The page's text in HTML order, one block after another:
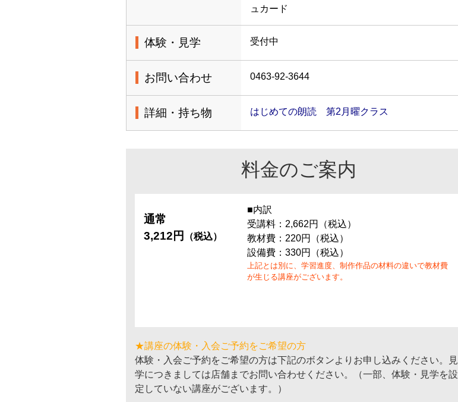
ュカード
体験・見学 受付中
お問い合わせ 0463-92-3644
詳細・持ち物 はじめての朗読 第2月曜クラス
料金のご案内
通常
3,212円
（税込）
■内訳
受講料：2,662円（税込）
教材費：220円（税込）
設備費：330円（税込）
上記とは別に、学習進度、制作作品の材料の違いで教材費
が生じる講座がございます。
★講座の体験・入会ご予約をご希望の方
体験・入会ご予約をご希望の方は下記のボタンよりお申し込みください。見
学につきましては店舗までお問い合わせください。（一部、体験・見学を設
定していない講座がございます。）